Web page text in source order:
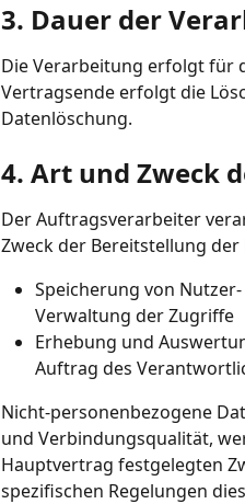
3. Dauer der
Die Verarbeitung erfolgt für
Vertragsende erfolgt die
Datenlöschung.
4. Art und Zweck
Der Auftragsverarbeiter
Zweck der Bereitstellung
Speicherung von
Verwaltung der Zugriffe
Erhebung und
Auftrag des
Nicht-personenbezogene
und Verbindungsqualität,
Hauptvertrag festgelegten
spezifischen Regelungen